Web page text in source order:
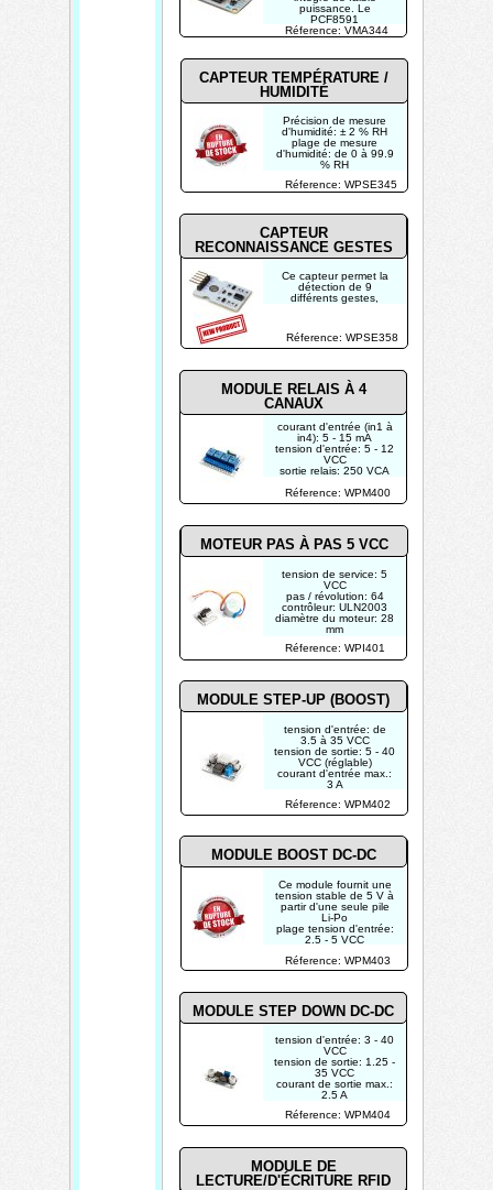
Réference: VMA344
puissance. Le
PCF8591
MODULE RELAIS À 4
CANAUX
CAPTEUR TEMPÉRATURE /
HUMIDITÉ
MOTEUR PAS À PAS 5 VCC
MODULE BOOST DC-DC
MODULE STEP-UP (BOOST)
MODULE DE
LECTURE/D'ÉCRITURE RFID
MODULE STEP DOWN DC-DC
Réference: WPSE345
Réference: WPI401
Réference: WPM400
Réference: WPM402
Réference: WPM403
Réference: WPM404
Précision de mesure
d'humidité: ± 2 % RH
plage de mesure
d'humidité: de 0 à 99.9
% RH
température: ± 0.5 °C
tension de service: 5
VCC
pas / révolution: 64
contrôleur: ULN2003
diamètre du moteur: 28
mm
courant d'entrée (in1 à
in4): 5 - 15 mA
tension d'entrée: 5 - 12
VCC
sortie relais: 250 VCA
(non-inductive)
Ce module fournit une
tension stable de 5 V à
partir d'une seule pile
Li-Po
plage tension d'entrée:
2.5 - 5 VCC
VCC
connexion: pattes à
tension d'entrée: de
3.5 à 35 VCC
tension de sortie: 5 - 40
VCC (réglable)
courant d'entrée max.:
3 A
continu: 2 A
tension d'entrée: 3 - 40
VCC
tension de sortie: 1.25 -
35 VCC
courant de sortie max.:
2.5 A
CAPTEUR
RECONNAISSANCE GESTES
Ce capteur permet la
détection de 9
différents gestes,
haut, vers le bas, vers
l'avant, vers l'arrière,
rotation, …
Réference: WPSE358